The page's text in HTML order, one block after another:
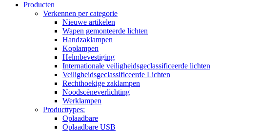
Producten
Verkennen per categorie
Nieuwe artikelen
Wapen gemonteerde lichten
Handzaklampen
Koplampen
Helmbevestiging
Internationale veiligheidsgeclassificeerde lichten
Veiligheidsgeclassificeerde Lichten
Rechthoekige zaklampen
Noodscèneverlichting
Werklampen
Producttypes:
Oplaadbare
Oplaadbare USB